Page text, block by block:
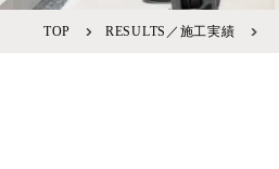
TOP RESULTS／施工実績